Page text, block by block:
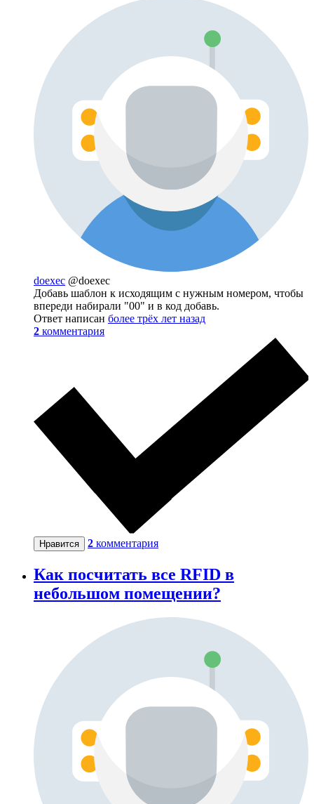
doexec @doexec
Добавь шаблон к исходящим с нужным номером, чтобы
впереди набирали "00" и в код добавь.
Ответ написан более трёх лет назад
2 комментария
Нравится 2 комментария
Как посчитать все RFID в
небольшом помещении?